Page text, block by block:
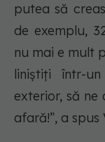
putea să
de exemplu,
nu mai e mult
liniștiți într-
exterior, să ne
afară!”, a spus